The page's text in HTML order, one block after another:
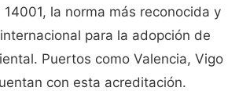
la norma más reconocida y
para la adopción de
Puertos como Valencia, Vigo
con esta acreditación.